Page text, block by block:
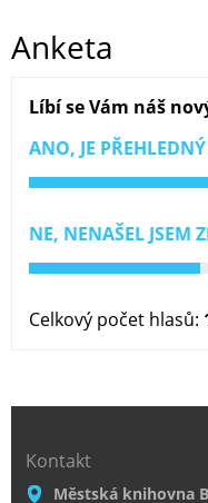
Anketa
Líbí se Vám náš
ANO, JE
NE, NENAŠEL JSEM
Celkový počet hlasů:
Kontakt
Městská knihovna